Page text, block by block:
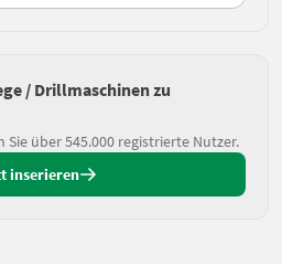
/ Drillmaschinen zu
über 545.000 registrierte Nutzer.
inserieren